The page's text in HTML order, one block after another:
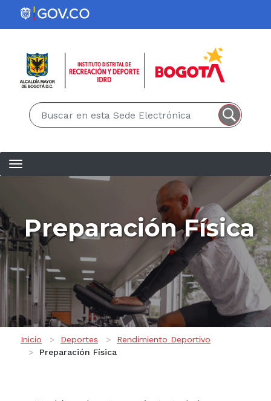
Pasar al contenido principal
Preparación Física
Ruta de navegación
Inicio Deportes
Rendimiento Deportivo
Preparación Física